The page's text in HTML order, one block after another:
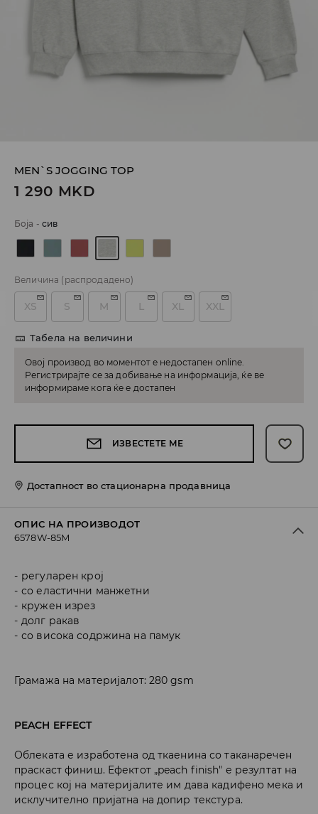
MEN`S JOGGING TOP
1 290 MKD
Боја -сив
Величина (распродадено)
XS S M L XL XXL
Табела на величини
Овој производ во моментот е недостапен online.
Регистрирајте се за добивање на информација, ќе ве
информираме кога ќе е достапен
ИЗВЕСТЕТЕ МЕ
Достапност во стационарна продавница
ОПИС НА ПРОИЗВОДОТ
6578W-85M
регуларен крој
со еластични манжетни
кружен изрез
долг ракав
со висока содржина на памук
Грамажа на материјалот: 280 gsm
PEACH EFFECT
Облеката е изработена од ткаенина со таканаречен
праскаст финиш. Ефектот „peach finish" е резултат на
процес кој на материјалите им дава кадифено мека и
исклучително пријатна на допир текстура.